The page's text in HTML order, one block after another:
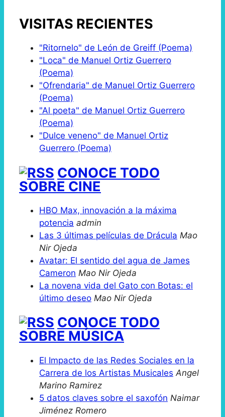
VISITAS RECIENTES
"Ritornelo" de León de Greiff (Poema)
"Loca" de Manuel Ortiz Guerrero
(Poema)
"Ofrendaria" de Manuel Ortiz Guerrero
(Poema)
"Al poeta" de Manuel Ortiz Guerrero
(Poema)
"Dulce veneno" de Manuel Ortiz
Guerrero (Poema)
CONOCE TODO
SOBRE CINE
HBO Max, innovación a la máxima
potencia admin
Las 3 últimas películas de Drácula Mao
Nir Ojeda
Avatar: El sentido del agua de James
Cameron Mao Nir Ojeda
La novena vida del Gato con Botas: el
último deseo Mao Nir Ojeda
CONOCE TODO
SOBRE MÚSICA
El Impacto de las Redes Sociales en la
Carrera de los Artistas Musicales Angel
Marino Ramirez
5 datos claves sobre el saxofón Naimar
Jiménez Romero